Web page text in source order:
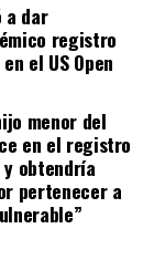
invitada en
aún no tiene
donde
esperan
el dinero y,
por
Ross.
a dar
registro
el US Open
menor del
en el registro
obtendría
pertenecer a